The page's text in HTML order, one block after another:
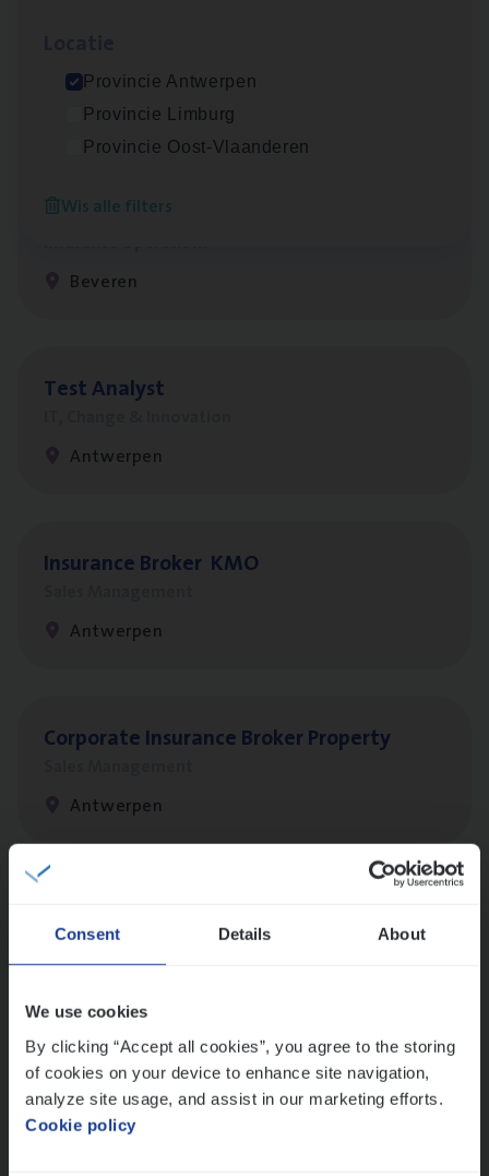
Consent Details About
We use cookies
By clicking “Accept all cookies”, you agree to the storing
of cookies on your device to enhance site navigation,
analyze site usage, and assist in our marketing efforts.
Cookie policy
Provincie Antwerpen
Provincie Limburg
Provincie Oost-Vlaanderen
Wis alle filters
Antwerpen
Benefits
Beveren
Test Ana­lyst
Antwerpen
Insu­ran­ce Bro­ker KMO
Antwerpen
Cor­po­ra­te Insu­ran­ce Bro­ker Property
Antwerpen
Claims Management
Busi­ness Mana­ger Mari­ne Cargo
People Management, Sales Management